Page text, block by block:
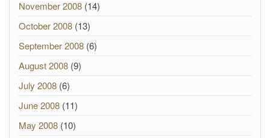
November 2008 (14)
October 2008 (13)
September 2008 (6)
August 2008 (9)
July 2008 (6)
June 2008 (11)
May 2008 (10)